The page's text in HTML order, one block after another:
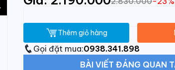
Thêm giỏ hàng
Gọi đặt mua:0938.341.898
BÀI VIẾT ĐÁNG QUAN